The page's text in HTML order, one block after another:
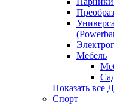
Мебель
Показать все
Спорт